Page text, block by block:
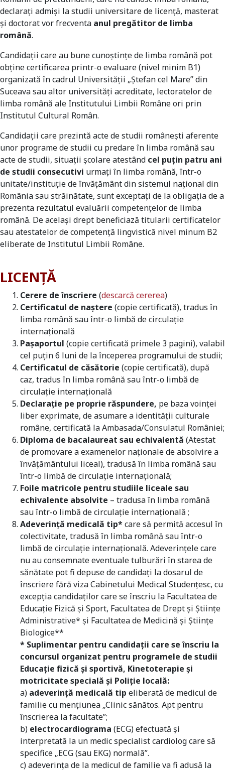
declarați admiși la studii universitare de licență, masterat
și doctorat vor frecventa anul pregătitor de limba
română.
Candidații care au bune cunoștințe de limba română pot
obține certificarea printr-o evaluare (nivel minim B1)
organizată în cadrul Universității „Ștefan cel Mare” din
Suceava sau altor universități acreditate, lectoratelor de
limba română ale Institutului Limbii Române ori prin
Institutul Cultural Român.
Candidații care prezintă acte de studii românești aferente
unor programe de studii cu predare în limba română sau
acte de studii, situații școlare atestând cel puțin patru ani
de studii consecutivi urmați în limba română, într-o
unitate/instituție de învățământ din sistemul național din
România sau străinătate, sunt exceptați de la obligația de a
prezenta rezultatul evaluării competențelor de limba
română. De același drept beneficiază titularii certificatelor
sau atestatelor de competență lingvistică nivel minum B2
eliberate de Institutul Limbii Române.
LICENȚĂ
Cerere de înscriere (descarcă cererea)
Certificatul de naștere (copie certificată), tradus în
limba română sau într-o limbă de circulație
internațională
Pașaportul (copie certificată primele 3 pagini), valabil
cel puțin 6 luni de la începerea programului de studii;
Certificatul de căsătorie (copie certificată), după
caz, tradus în limba română sau într-o limbă de
circulație internațională
Declarație pe proprie răspundere, pe baza voinței
liber exprimate, de asumare a identității culturale
române, certificată la Ambasada/Consulatul României;
Diploma de bacalaureat sau echivalentă (Atestat
de promovare a examenelor naționale de absolvire a
învățământului liceal), tradusă în limba română sau
într-o limbă de circulație internațională;
Foile matricole pentru studiile liceale sau
echivalente absolvite – tradusa în limba română
sau într-o limbă de circulație internațională ;
Adeverință medicală tip*care să permită accesul în
colectivitate, tradusă în limba română sau într-o
limbă de circulație internațională. Adeverințele care
nu au consemnate eventuale tulburări în starea de
sănătate pot fi depuse de candidați la dosarul de
înscriere fără viza Cabinetului Medical Studențesc, cu
excepția candidaților care se înscriu la Facultatea de
Educație Fizică și Sport, Facultatea de Drept și Științe
Administrative* și Facultatea de Medicină și Științe
Biologice**
* Suplimentar pentru candidații care se înscriu la
concursul organizat pentru programele de studii
Educație fizică și sportivă, Kinetoterapie și
motricitate specială și Poliție locală:
a) adeverință medicală tip eliberată de medicul de
familie cu mențiunea „Clinic sănătos. Apt pentru
înscrierea la facultate”;
b) electrocardiograma (ECG) efectuată și
interpretată la un medic specialist cardiolog care să
specifice „ECG (sau EKG) normală”.
c) adeverința de la medicul de familie va fi adusă la